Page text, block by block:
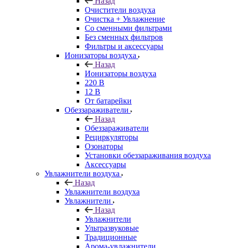
Очистители воздуха
Очистка + Увлажнение
Cо сменными фильтрами
Без сменных фильтров
Фильтры и аксессуары
Ионизаторы воздуха
Назад
Ионизаторы воздуха
220 В
12 В
От батарейки
Обеззараживатели
Назад
Обеззараживатели
Рециркуляторы
Озонаторы
Установки обеззараживания воздуха
Аксессуары
Увлажнители воздуха
Назад
Увлажнители воздуха
Увлажнители
Назад
Увлажнители
Ультразвуковые
Традиционные
Арома-увлажнители